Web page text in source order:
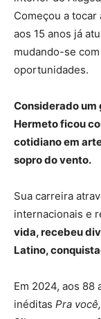
Começou a tocar
aos 15 anos já
mudando-se
oportunidades.
Considerado um
Hermeto ficou
cotidiano em
sopro do vento.
Sua carreira
internacionais e
vida, recebeu
Latino,
Em 2024, aos 88
inéditas Pra